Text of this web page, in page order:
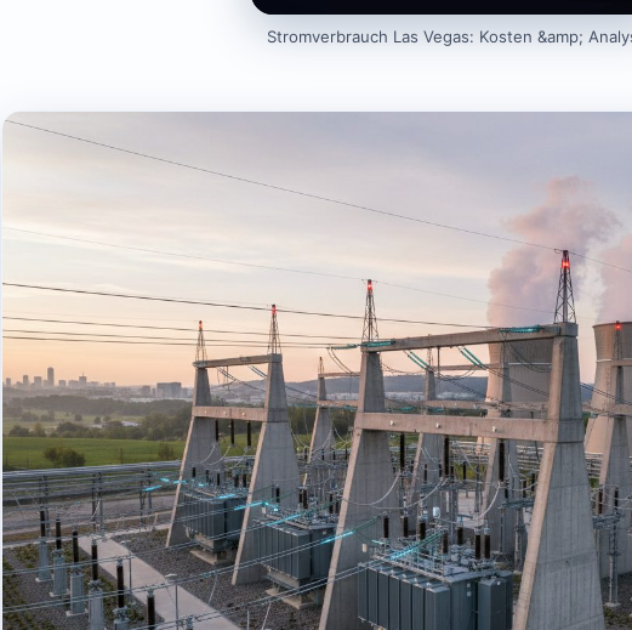
Stromverbrauch Las Vegas: Kosten &amp;